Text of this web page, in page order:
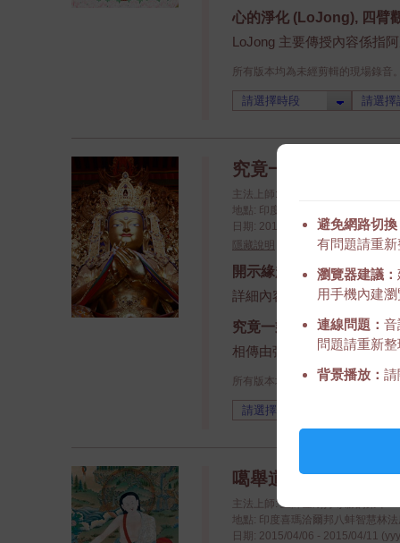
心的淨化 (LoJong), 四臂
LoJong 主要傳授內容係指
所有版本均為未經剪輯的現場錄音
究竟一乘寶性論
主法上師: 上師金剛持尊勝的第十
地點: 印度喜瑪洽爾邦八蚌智慧林
日期: 2015/09/11 - 2015/09/16
隱藏說明
開示緣起
詳細內容請參閱新聞內容
究竟一乘寶性論
相傳由彌勒菩薩所作，是藏
所有版本均為未經剪輯的現場錄音
噶舉道歌海
主法上師: 上師金剛持尊勝的第十
地點: 印度喜瑪洽爾邦八蚌智慧林
日期: 2015/04/06 - 2015/04/11
避免網路切換
有問題請重
瀏覽器建議：
用手機內建
連線問題： 音
問題請重新
背景播放： 請